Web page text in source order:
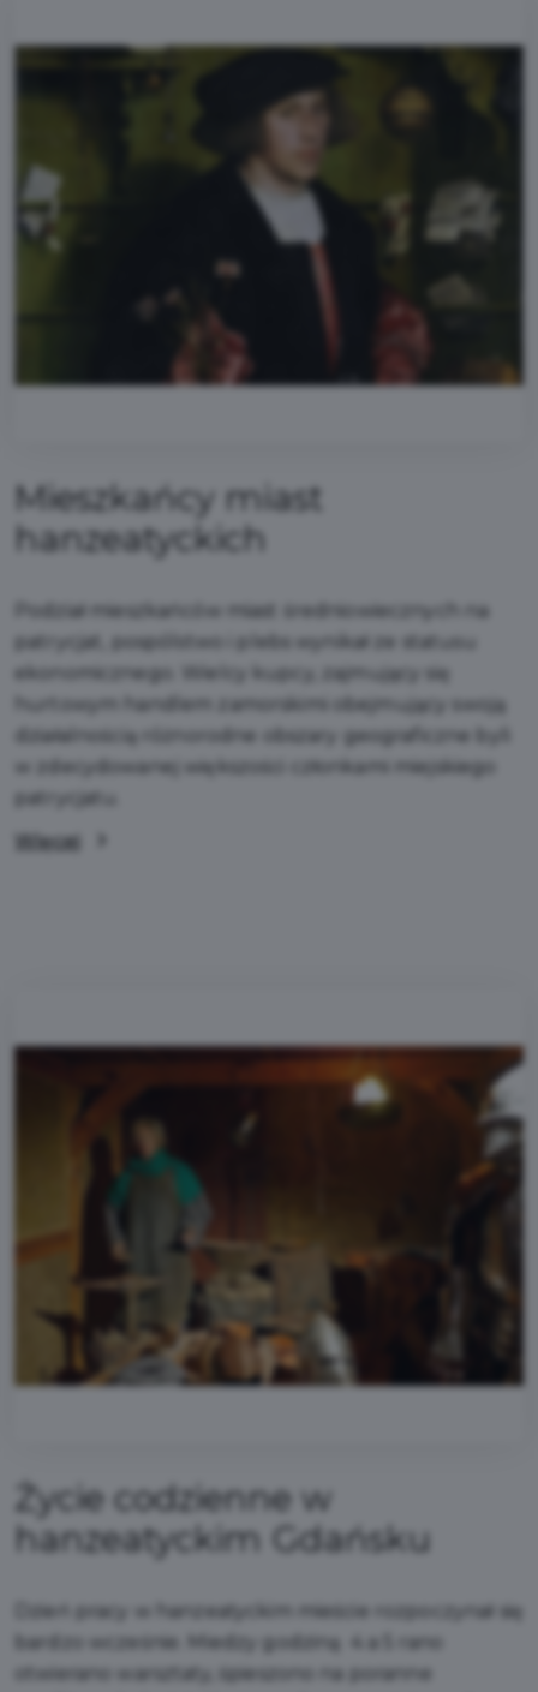
Mieszkańcy miast
hanzeatyckich
Podział mieszkańców miast średniowiecznych na
patrycjat, pospólstwo i plebs wynikał ze statusu
ekonomicznego. Wielcy kupcy, zajmujący się
hurtowym handlem zamorskimi obejmujący swoją
działalnością różnorodne obszary geograficzne byli
w zdecydowanej większości członkami miejskiego
patrycjatu.
Więcej
Życie codzienne w
hanzeatyckim Gdańsku
Dzień pracy w hanzeatyckim mieście rozpoczynał się
bardzo wcześnie. Miedzy godziną 4 a 5 rano
otwierano warsztaty, śpieszono na poranne